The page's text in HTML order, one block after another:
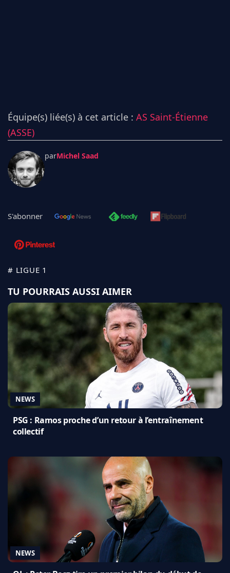
Équipe(s) liée(s) à cet article : AS Saint-Étienne
(ASSE)
parMichel Saad
S'abonner
# LIGUE 1
TU POURRAIS AUSSI AIMER
NEWS
PSG : Ramos proche d’un retour à l’entraînement
collectif
NEWS